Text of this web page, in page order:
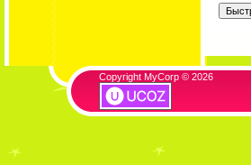
Copyright MyCorp © 2026